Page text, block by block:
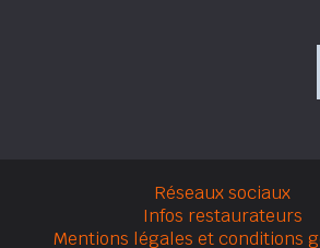
Réseaux sociaux
Infos restaurateurs
Mentions légales et conditions